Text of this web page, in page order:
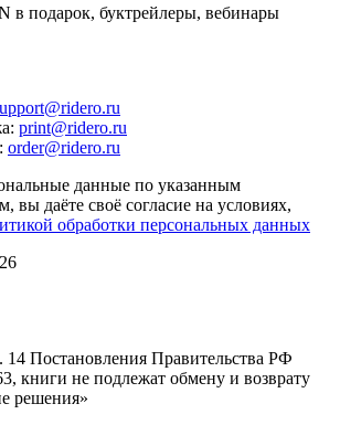
в подарок, буктрейлеры, вебинары
: print@ridero.ru
: order@ridero.ru
данные по указанным
вы даёте своё согласие на условиях,
обработки персональных данных
14 Постановления Правительства РФ
книги не подлежат обмену и возврату
решения»